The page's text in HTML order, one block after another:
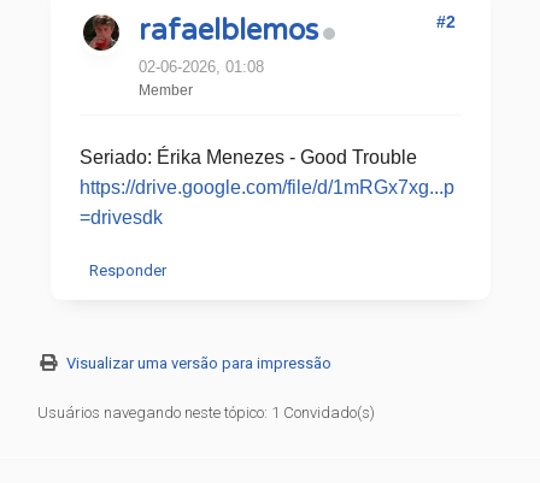
rafaelblemos
02-06-2026, 01:08
Member
#2
Seriado: Érika Menezes - Good Trouble
https://drive.google.com/file/d/1mRGx7xg...p
=drivesdk
Responder
Visualizar uma versão para impressão
Usuários navegando neste tópico: 1 Convidado(s)